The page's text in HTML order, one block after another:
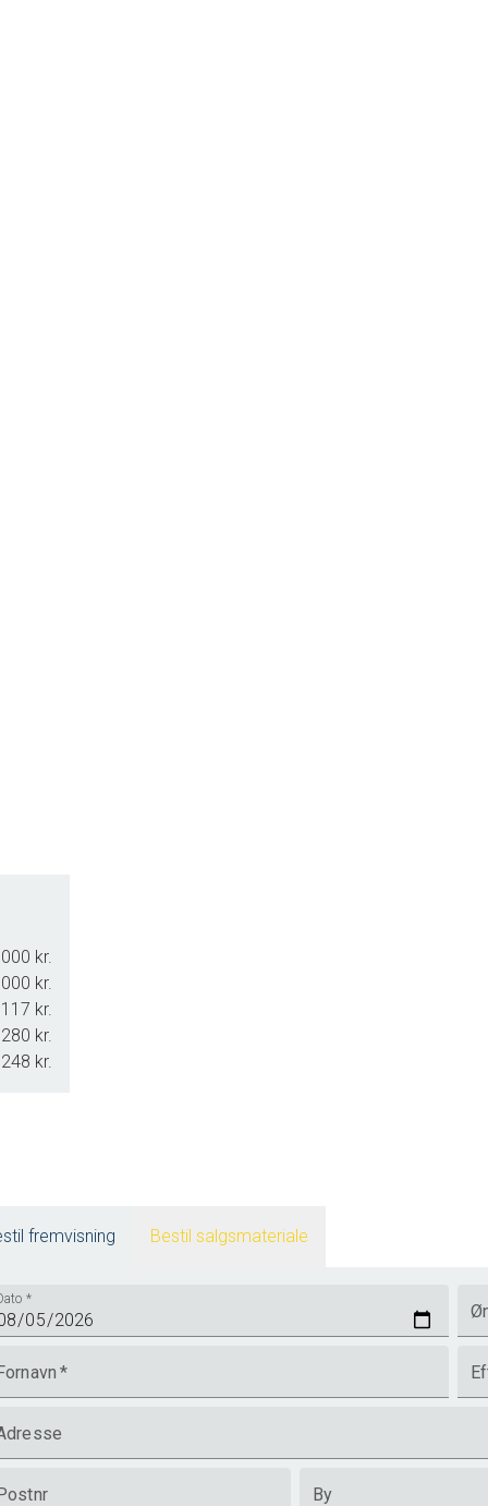
kr.
kr.
kr.
kr.
kr.
fremvisning Bestil salgsmateriale
*
*
By